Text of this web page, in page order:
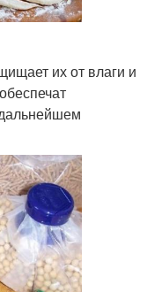
их от влаги и